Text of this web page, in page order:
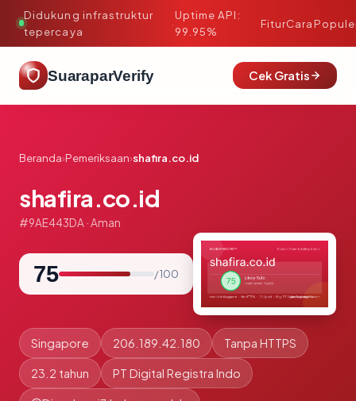
Didukung infrastruktur
tepercaya
·
Uptime API:
99.95%
FiturCara
SuaraparVerify Cek Gratis
Beranda›Pemeriksaan›shafira.co.id
shafira.co.id
#9AE443DA · Aman
75 / 100
Singapore 206.189.42.180 Tanpa HTTPS
23.2 tahun PT Digital Registra Indo